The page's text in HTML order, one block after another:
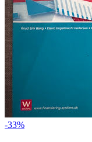
-33%